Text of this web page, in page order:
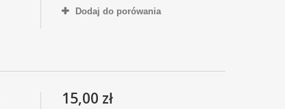
Dodaj do porówania
15,00 zł